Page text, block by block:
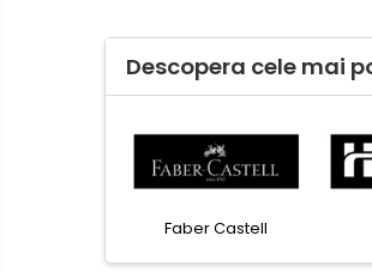
Incaltaminte
Incaltaminte de lucru si protectie
Incaltaminte de oras si munte
Echipamente medicale
Accesorii pentru protectia
Descopera cele mai
Esselte